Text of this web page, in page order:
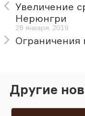
Увеличение
Нерюнгри
28 января, 2019
Ограничения
Другие